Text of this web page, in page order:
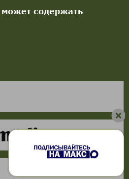
содержать